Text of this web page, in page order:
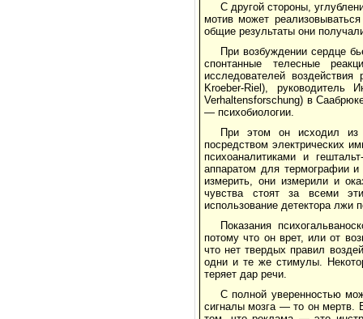
С другой стороны,
мотив может
общие результаты они
При возбуждении сердце
спонтанные телесные
исследователей
Kroeber-Riel),
Verhaltensforschung) в
— психобиологии.
При этом он исходил из
посредством электрических
психоаналитиками и
аппаратом для термографии
измерить, они измерили и
чувства стоят за всеми
использование детектора
Показания
потому что он врет, или от
что нет твердых правил
одни и те же стимулы.
теряет дар речи.
С полной уверенностью
сигналы мозга — то он мертв.